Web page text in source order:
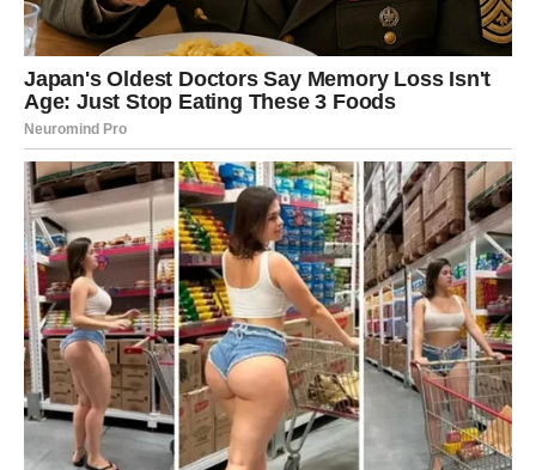
plodovi, sušeno voće, domaći džemovi. U poruci koja je
priložena stajalo je da poklon dolazi od iste one žene kojoj je
poslao odjeću. Napisala mu je da je njihov težak period
završen jer je njen suprug pronašao stabilan posao. Željela je
pokazati da dobra djela ne prolaze nezapaženo. Ovaj gest
podsjetio je da se dobrota često vrati, nekad i onda kada je
najmanje očekujemo.